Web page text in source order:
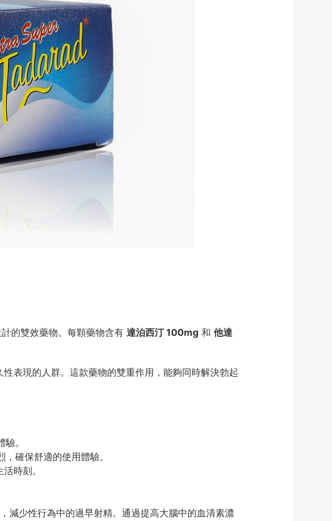
的雙效藥物。每顆藥物含有 達泊西汀 100mg 和 他達
表現的人群。這款藥物的雙重作用，能夠同時解決勃起
。
確保舒適的使用體驗。
時刻。
減少性行為中的過早射精。通過提高大腦中的血清素濃